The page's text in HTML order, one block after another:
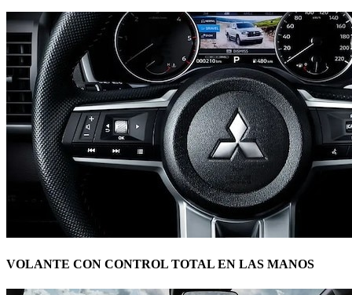
VOLANTE CON CONTROL TOTAL EN LAS MANOS